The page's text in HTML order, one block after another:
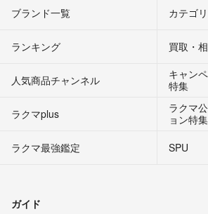
ブランド一覧 カテゴ
ランキング 買取・
人気商品チャンネル
キャン
特集
ラクマplus
ラクマ
ョン特集
ラクマ最強鑑定
SPU
ガイド